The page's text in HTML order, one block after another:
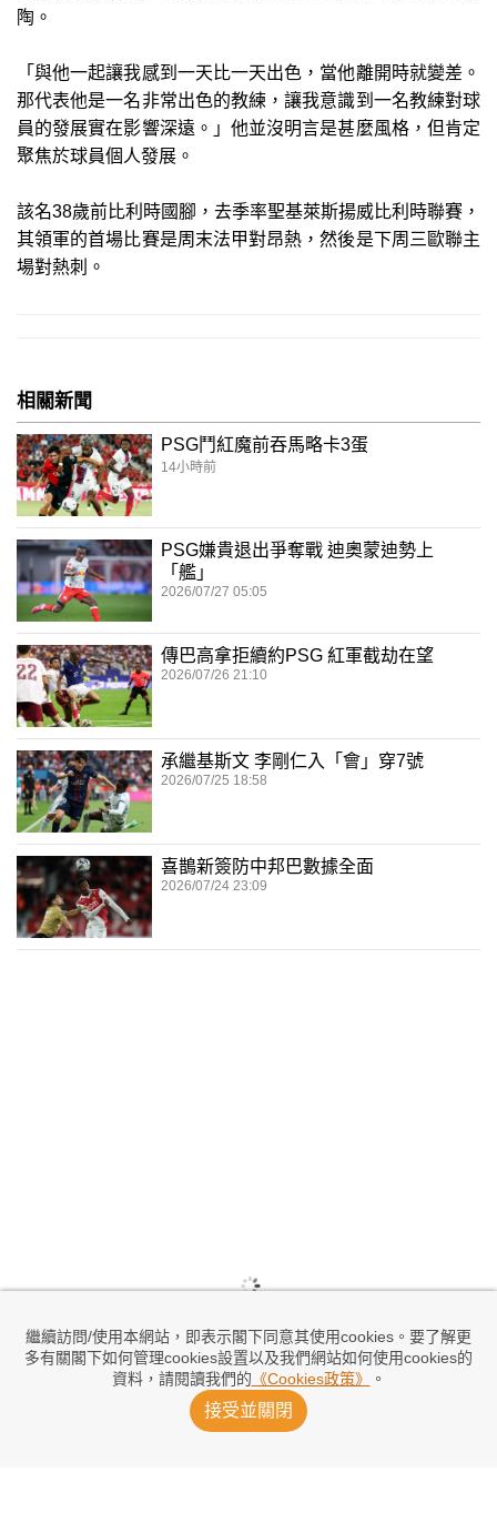
繼續訪問/使用本網站，即表示閣下同意其使用cookies。要了解更
多有關閣下如何管理cookies設置以及我們網站如何使用cookies的
資料，請閱讀我們的 《Cookies政策》 。
接受並關閉
陶。
「與他一起讓我感到一天比一天出色，當他離開時就變差。
那代表他是一名非常出色的教練，讓我意識到一名教練對球
員的發展實在影響深遠。」他並沒明言是甚麼風格，但肯定
聚焦於球員個人發展。
該名38歲前比利時國腳，去季率聖基萊斯揚威比利時聯賽，
其領軍的首場比賽是周末法甲對昂熱，然後是下周三歐聯主
場對熱刺。
相關新聞
PSG鬥紅魔前吞馬略卡3蛋
14小時前
PSG嫌貴退出爭奪戰 迪奧蒙迪勢上
「艦」
2026/07/27 05:05
傳巴高拿拒續約PSG 紅軍截劫在望
2026/07/26 21:10
承繼基斯文 李剛仁入「會」穿7號
2026/07/25 18:58
喜鵲新簽防中邦巴數據全面
2026/07/24 23:09